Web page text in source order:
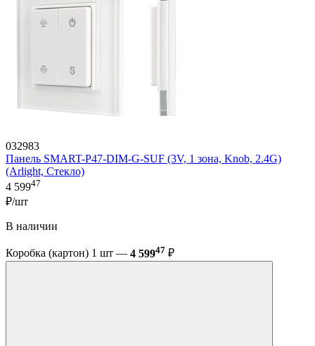
032983
Панель SMART-P47-DIM-G-SUF (3V, 1 зона, Knob, 2.4G)
(Arlight, Стекло)
4 59947
₽/шт
В наличии
Коробка (картон) 1 шт — 4 59947 ₽